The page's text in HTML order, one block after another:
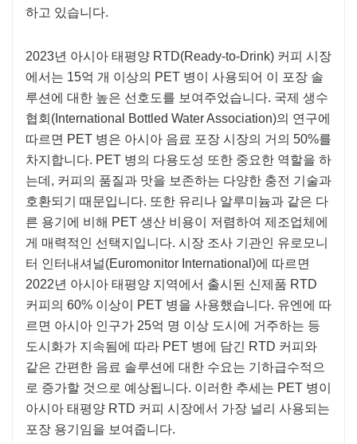
하고 있습니다.
2023년 아시아 태평양 RTD(Ready-to-Drink) 커피 시장
에서는 15억 개 이상의 PET 병이 사용되어 이 포장 솔
루션에 대한 높은 선호도를 보여주었습니다. 국제 생수
협회(International Bottled Water Association)의 연구에
따르면 PET 병은 아시아 음료 포장 시장의 거의 50%를
차지합니다. PET 병의 다용도성 또한 중요한 역할을 하
는데, 커피의 품질과 맛을 보존하는 다양한 충전 기술과
호환되기 때문입니다. 또한 유리나 알루미늄과 같은 다
른 용기에 비해 PET 생산 비용이 저렴하여 제조업체에
게 매력적인 선택지입니다. 시장 조사 기관인 유로모니
터 인터내셔널(Euromonitor International)에 따르면
2022년 아시아 태평양 지역에서 출시된 신제품 RTD
커피의 60% 이상이 PET 병을 사용했습니다. 유엔에 따
르면 아시아 인구가 25억 명 이상 도시에 거주하는 등
도시화가 지속됨에 따라 PET 병에 담긴 RTD 커피와
같은 간편한 음료 솔루션에 대한 수요는 기하급수적으
로 증가할 것으로 예상됩니다. 이러한 추세는 PET 병이
아시아 태평양 RTD 커피 시장에서 가장 널리 사용되는
포장 용기임을 보여줍니다.